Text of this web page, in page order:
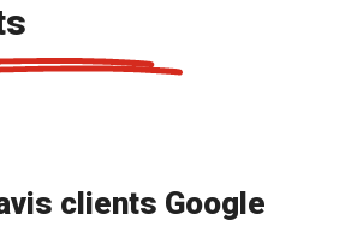
clients Google